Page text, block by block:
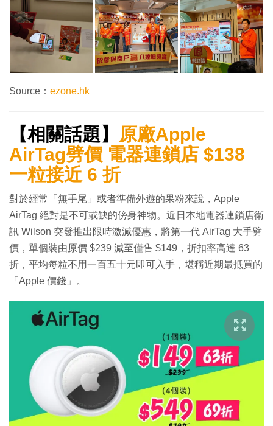
Source： ezone.hk
【相關話題】 原廠Apple
AirTag劈價 電器連鎖店 $138
一粒接近 6 折
對於經常「無手尾」或者準備外遊的果粉來說，Apple
AirTag 絕對是不可或缺的傍身神物。近日本地電器連鎖店衛
訊 Wilson 突發推出限時激減優惠，將第一代 AirTag 大手劈
價，單個裝由原價 $239 減至僅售 $149，折扣率高達 63
折，平均每粒不用一百五十元即可入手，堪稱近期最抵買的
「Apple 價錢」。